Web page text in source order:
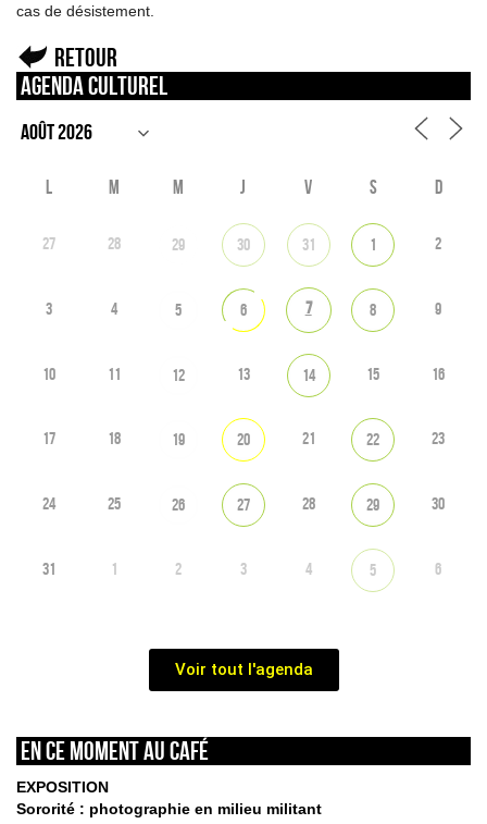
cas de désistement.
Retour
Agenda culturel
L M M J V S D
27 28 29 30 31 1 2
3 4 5 6 7 8 9
10 11 12 13 14 15 16
17 18 19 20 21 22 23
24 25 26 27 28 29 30
31 1 2 3 4 5 6
Voir tout l'agenda
En ce moment au café
EXPOSITION
Sororité : photographie en milieu militant